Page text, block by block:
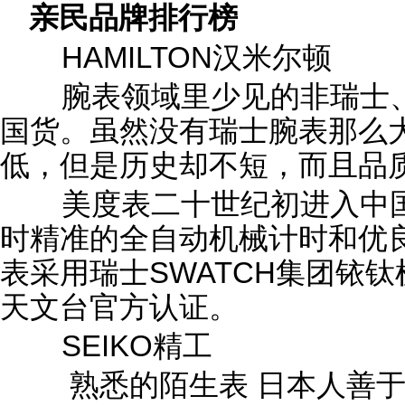
亲民品牌排行榜
HAMILTON汉米尔顿
腕表领域里少见的非瑞士
国货。虽然没有瑞士腕表那么
低，但是历史却不短，而且品
美度表二十世纪初进入中
时精准的全自动机械计时和优
表采用瑞士SWATCH集团铱
天文台官方认证。
SEIKO精工
熟悉的陌生表 日本人善